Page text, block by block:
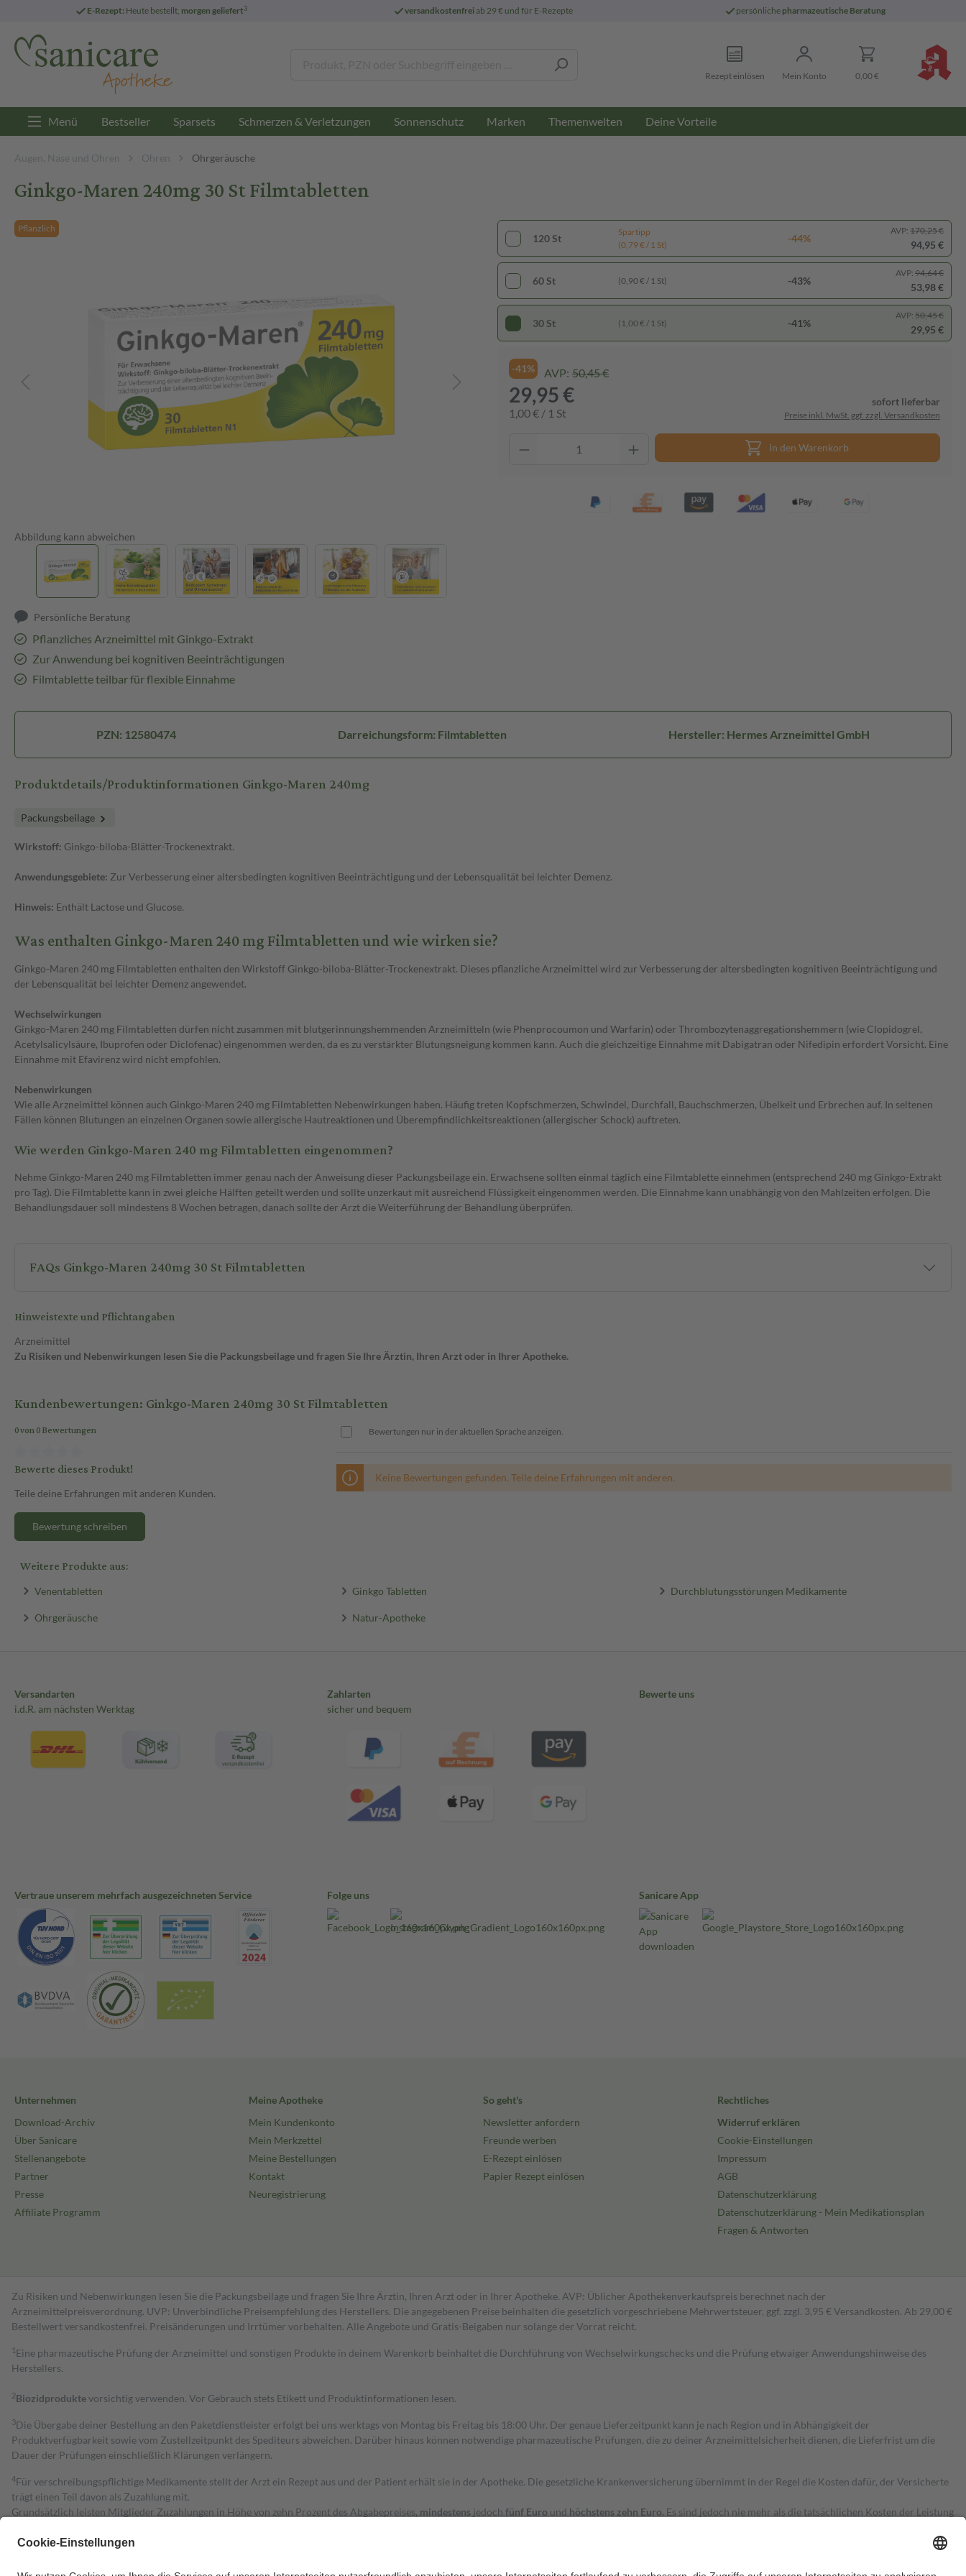
E-Rezept: Heute bestellt, morgen geliefert3 versandkostenfreiab 29 € und für E-Rezepte persönliche pharmazeutische Beratung
Rezept einlösen Mein Konto 0,00 €
Menü Bestseller Sparsets Schmerzen & Verletzungen Sonnenschutz Marken Themenwelten Deine Vorteile
Augen, Nase und Ohren Ohren Ohrgeräusche
Ginkgo-Maren 240mg 30 St Filmtabletten
Pflanzlich
Abbildung kann abweichen
Persönliche Beratung
Pflanzliches Arzneimittel mit Ginkgo-Extrakt
Zur Anwendung bei kognitiven Beeinträchtigungen
Filmtablette teilbar für flexible Einnahme
120 St
Spartipp
(0,79 € / 1 St)
-44%
AVP: 170,25 €
94,95 €
60 St (0,90 € / 1 St) -43%
AVP: 94,64 €
53,98 €
30 St (1,00 € / 1 St) -41%
AVP: 50,45 €
29,95 €
-41% AVP: 50,45 €
29,95 €
1,00 € / 1 St
sofort lieferbar
Preise inkl. MwSt. ggf. zzgl. Versandkosten
In den Warenkorb
PZN: 12580474 Darreichungsform: Filmtabletten Hersteller: Hermes Arzneimittel GmbH
Produktdetails/Produktinformationen Ginkgo-Maren 240mg
Packungsbeilage
Wirkstoff: Ginkgo-biloba-Blätter-Trockenextrakt.
Anwendungsgebiete: Zur Verbesserung einer altersbedingten kognitiven Beeinträchtigung und der Lebensqualität bei leichter Demenz.
Hinweis: Enthält Lactose und Glucose.
Was enthalten Ginkgo-Maren 240 mg Filmtabletten und wie wirken sie?
Ginkgo-Maren 240 mg Filmtabletten enthalten den Wirkstoff Ginkgo-biloba-Blätter-Trockenextrakt. Dieses pflanzliche Arzneimittel wird zur Verbesserung der altersbedingten kognitiven Beeinträchtigung und
der Lebensqualität bei leichter Demenz angewendet.
Wechselwirkungen
Ginkgo-Maren 240 mg Filmtabletten dürfen nicht zusammen mit blutgerinnungshemmenden Arzneimitteln (wie Phenprocoumon und Warfarin) oder Thrombozytenaggregationshemmern (wie Clopidogrel,
Acetylsalicylsäure, Ibuprofen oder Diclofenac) eingenommen werden, da es zu verstärkter Blutungsneigung kommen kann. Auch die gleichzeitige Einnahme mit Dabigatran oder Nifedipin erfordert Vorsicht. Eine
Einnahme mit Efavirenz wird nicht empfohlen.
Nebenwirkungen
Wie alle Arzneimittel können auch Ginkgo-Maren 240 mg Filmtabletten Nebenwirkungen haben. Häufig treten Kopfschmerzen, Schwindel, Durchfall, Bauchschmerzen, Übelkeit und Erbrechen auf. In seltenen
Fällen können Blutungen an einzelnen Organen sowie allergische Hautreaktionen und Überempfindlichkeitsreaktionen (allergischer Schock) auftreten.
Wie werden Ginkgo-Maren 240 mg Filmtabletten eingenommen?
Nehme Ginkgo-Maren 240 mg Filmtabletten immer genau nach der Anweisung dieser Packungsbeilage ein. Erwachsene sollten einmal täglich eine Filmtablette einnehmen (entsprechend 240 mg Ginkgo-Extrakt
pro Tag). Die Filmtablette kann in zwei gleiche Hälften geteilt werden und sollte unzerkaut mit ausreichend Flüssigkeit eingenommen werden. Die Einnahme kann unabhängig von den Mahlzeiten erfolgen. Die
Behandlungsdauer soll mindestens 8 Wochen betragen, danach sollte der Arzt die Weiterführung der Behandlung überprüfen.
FAQs Ginkgo-Maren 240mg 30 St Filmtabletten
Hinweistexte und Pflichtangaben
Arzneimittel
Zu Risiken und Nebenwirkungen lesen Sie die Packungsbeilage und fragen Sie Ihre Ärztin, Ihren Arzt oder in Ihrer Apotheke.
Kundenbewertungen: Ginkgo-Maren 240mg 30 St Filmtabletten
0 von 0 Bewertungen
Bewerte dieses Produkt!
Teile deine Erfahrungen mit anderen Kunden.
Bewertung schreiben
Bewertungen nur in der aktuellen Sprache anzeigen.
Keine Bewertungen gefunden. Teile deine Erfahrungen mit anderen.
Weitere Produkte aus:
Venentabletten Ginkgo Tabletten Durchblutungsstörungen Medikamente
Ohrgeräusche Natur-Apotheke
Versandarten
i.d.R. am nächsten Werktag
Zahlarten
sicher und bequem
Bewerte uns
Vertraue unserem mehrfach ausgezeichneten Service Folge uns Sanicare App
Unternehmen
Download-Archiv
Über Sanicare
Stellenangebote
Partner
Presse
Affiliate Programm
Meine Apotheke
Mein Kundenkonto
Mein Merkzettel
Meine Bestellungen
Kontakt
Neuregistrierung
So geht's
Newsletter anfordern
Freunde werben
E-Rezept einlösen
Papier Rezept einlösen
Rechtliches
Widerruf erklären
Cookie-Einstellungen
Impressum
AGB
Datenschutzerklärung
Datenschutzerklärung - Mein Medikationsplan
Fragen & Antworten
Zu Risiken und Nebenwirkungen lesen Sie die Packungsbeilage und fragen Sie Ihre Ärztin, Ihren Arzt oder in Ihrer Apotheke. AVP: Üblicher Apothekenverkaufspreis berechnet nach der
Arzneimittelpreisverordnung. UVP: Unverbindliche Preisempfehlung des Herstellers. Die angegebenen Preise beinhalten die gesetzlich vorgeschriebene Mehrwertsteuer, ggf. zzgl. 3,95 € Versandkosten. Ab 29,00 €
Bestell­wert versand­kosten­frei. Preisänderungen und Irrtümer vorbehalten. Alle Angebote und Gratis-Beigaben nur solange der Vorrat reicht.
1 Eine pharmazeutische Prüfung der Arzneimittel und sonstigen Produkte in deinem Warenkorb beinhaltet die Durchführung von Wechselwirkungschecks und die Prüfung etwaiger Anwendungshinweise des
Herstellers.
2Biozidproduktevorsichtig verwenden. Vor Gebrauch stets Etikett und Produktinformationen lesen.
3Die Übergabe deiner Bestellung an den Paketdienstleister erfolgt bei uns werktags von Montag bis Freitag bis 18:00 Uhr. Der genaue Lieferzeitpunkt kann je nach Region und in Abhängigkeit der
Produktverfügbarkeit sowie vom Zustellzeitpunkt des Spediteurs abweichen. Darüber hinaus können notwendige pharmazeutische Prüfungen, die zu deiner Arzneimittelsicherheit dienen, die Lieferfrist um die
Dauer der Prüfungen einschließlich Klärungen verlängern.
4Für verschreibungspflichtige Medikamente stellt der Arzt ein Rezept aus und der Patient erhält sie in der Apotheke. Die gesetzliche Krankenversicherung übernimmt in der Regel die Kosten dafür, der Versicherte
trägt einen Teil davon als Zuzahlung mit.
Grundsätzlich leisten Mitglieder Zuzahlungen in Höhe von zehn Prozent des Abgabepreises, mindestens jedoch fünf Euro und höchstens zehn Euro. Es sind jedoch nie mehr als die tatsächlichen Kosten der Leistung
Diese Regeln gelten grundsätzlich auch für Online-Apotheken.
Um das Engagement der Versicherten für ihre eigene Gesundheit zu stärken und die besondere Stellung der Familie zu unterstützen, fallenkeine Zuzahlungen an bei: